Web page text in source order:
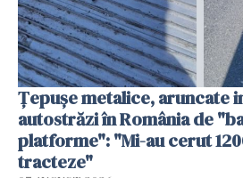
Țepușe metalice, aruncate
autostrăzi în România de
platforme": "Mi-au cerut
tracteze"